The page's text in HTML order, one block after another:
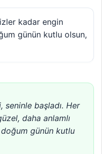
kadar engin
günün kutlu olsun,
seninle başladı. Her
daha anlamlı
doğum günün kutlu